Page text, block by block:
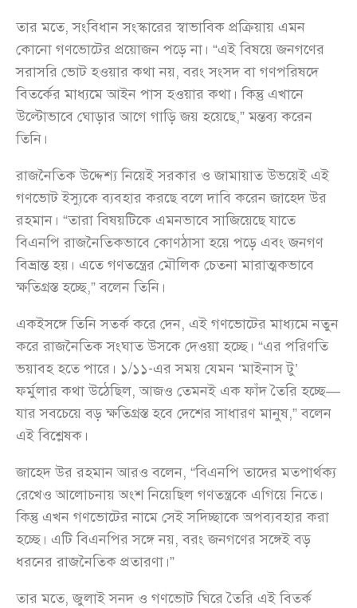
তার মতে, সংবিধান সংস্কারের স্বাভাবিক প্রক্রিয়ায় এমন
কোনো গণভোটের প্রয়োজন পড়ে না। “এই বিষয়ে জনগণের
সরাসরি ভোট হওয়ার কথা নয়, বরং সংসদ বা গণপরিষদে
বিতর্কের মাধ্যমে আইন পাস হওয়ার কথা। কিন্তু এখানে
উল্টোভাবে ঘোড়ার আগে গাড়ি জয় হয়েছে,” মন্তব্য করেন
তিনি।
রাজনৈতিক উদ্দেশ্য নিয়েই সরকার ও জামায়াত উভয়েই এই
গণভোট ইস্যুকে ব্যবহার করছে বলে দাবি করেন জাহেদ উর
রহমান। “তারা বিষয়টিকে এমনভাবে সাজিয়েছে যাতে
বিএনপি রাজনৈতিকভাবে কোণঠাসা হয়ে পড়ে এবং জনগণ
বিভ্রান্ত হয়। এতে গণতন্ত্রের মৌলিক চেতনা মারাত্মকভাবে
ক্ষতিগ্রস্ত হচ্ছে,” বলেন তিনি।
একইসঙ্গে তিনি সতর্ক করে দেন, এই গণভোটের মাধ্যমে নতুন
করে রাজনৈতিক সংঘাত উসকে দেওয়া হচ্ছে। “এর পরিণতি
ভয়াবহ হতে পারে। ১/১১-এর সময় যেমন ‘মাইনাস টু’
ফর্মুলার কথা উঠেছিল, আজও তেমনই এক ফাঁদ তৈরি হচ্ছে—
যার সবচেয়ে বড় ক্ষতিগ্রস্ত হবে দেশের সাধারণ মানুষ,” বলেন
এই বিশ্লেষক।
জাহেদ উর রহমান আরও বলেন, “বিএনপি তাদের মতপার্থক্য
রেখেও আলোচনায় অংশ নিয়েছিল গণতন্ত্রকে এগিয়ে নিতে।
কিন্তু এখন গণভোটের নামে সেই সদিচ্ছাকে অপব্যবহার করা
হচ্ছে। এটি বিএনপির সঙ্গে নয়, বরং জনগণের সঙ্গেই বড়
ধরনের রাজনৈতিক প্রতারণা।”
তার মতে, জুলাই সনদ ও গণভোট ঘিরে তৈরি এই বিতর্ক